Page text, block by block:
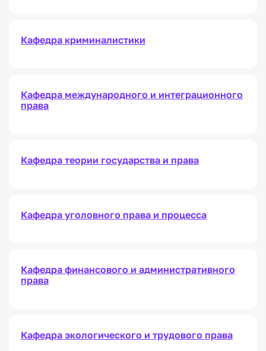
Кафедра криминалистики
Кафедра международного и интеграционного
права
Кафедра теории государства и права
Кафедра уголовного права и процесса
Кафедра финансового и административного
права
Кафедра экологического и трудового права